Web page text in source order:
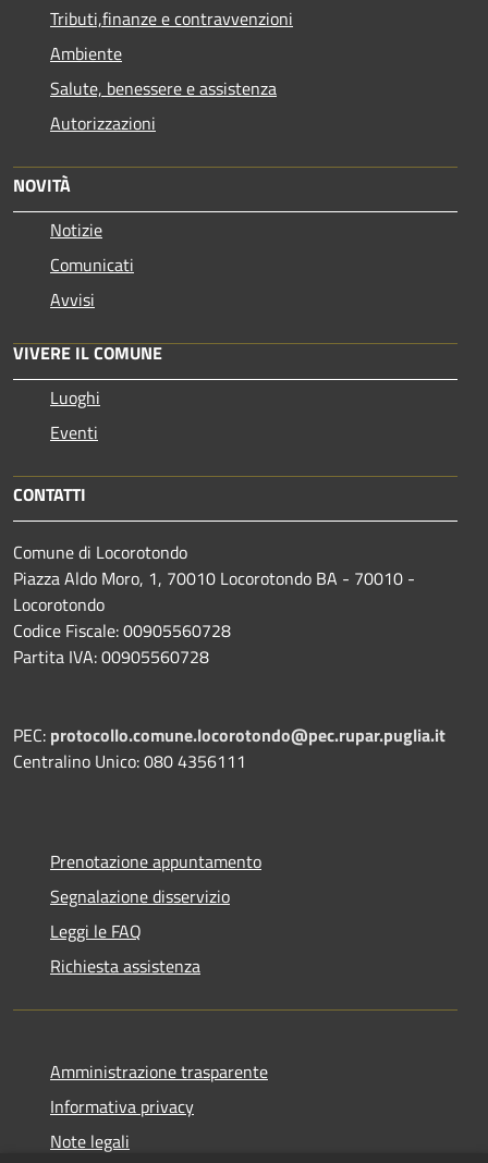
Tributi,finanze e contravvenzioni
Ambiente
Salute, benessere e assistenza
Autorizzazioni
NOVITÀ
Notizie
Comunicati
Avvisi
VIVERE IL COMUNE
Luoghi
Eventi
CONTATTI
Comune di Locorotondo
Piazza Aldo Moro, 1, 70010 Locorotondo BA - 70010 -
Locorotondo
Codice Fiscale: 00905560728
Partita IVA: 00905560728
PEC: protocollo.comune.locorotondo@pec.rupar.puglia.it
Centralino Unico: 080 4356111
Prenotazione appuntamento
Segnalazione disservizio
Leggi le FAQ
Richiesta assistenza
Amministrazione trasparente
Informativa privacy
Note legali